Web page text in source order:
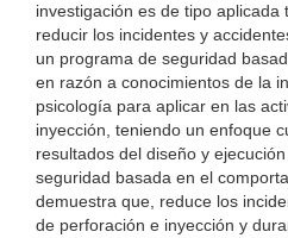
investigación es de tipo aplicada
reducir los incidentes y
un programa de seguridad
en razón a conocimientos de la
psicología para aplicar en las
inyección, teniendo un enfoque
resultados del diseño y
seguridad basada en el
demuestra que, reduce los
de perforación e inyección y